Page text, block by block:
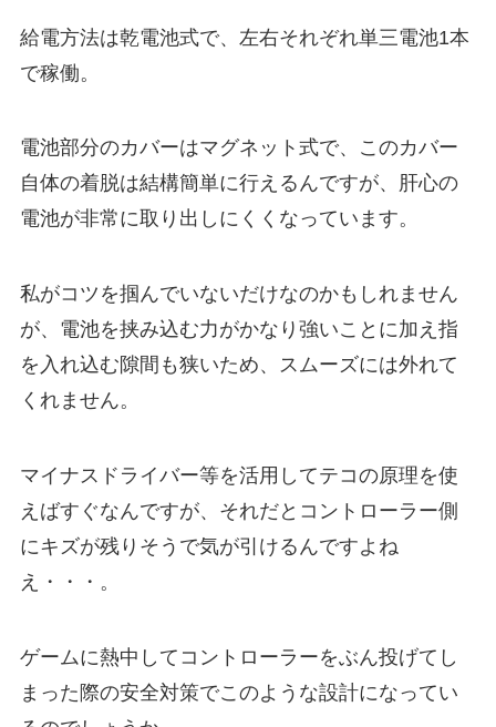
給電方法は乾電池式で、左右それぞれ単三電池1本
で稼働。
電池部分のカバーはマグネット式で、このカバー
自体の着脱は結構簡単に行えるんですが、肝心の
電池が非常に取り出しにくくなっています。
私がコツを掴んでいないだけなのかもしれません
が、電池を挟み込む力がかなり強いことに加え指
を入れ込む隙間も狭いため、スムーズには外れて
くれません。
マイナスドライバー等を活用してテコの原理を使
えばすぐなんですが、それだとコントローラー側
にキズが残りそうで気が引けるんですよね
え・・・。
ゲームに熱中してコントローラーをぶん投げてし
まった際の安全対策でこのような設計になってい